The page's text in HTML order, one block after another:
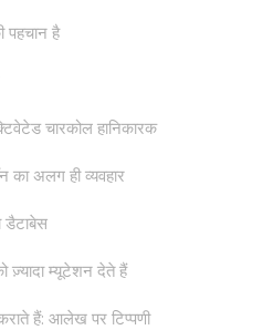
है
चारकोल हानिकारक
का अलग ही व्यवहार
डैटाबेस
ज़्यादा म्यूटेशन देते हैं
हैं: आलेख पर टिप्पणी